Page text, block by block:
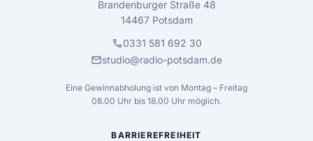
Brandenburger Straße 48
14467 Potsdam
call0331 581 692 30
mailstudio@radio-potsdam.de
Eine Gewinnabholung ist von Montag – Freitag
08.00 Uhr bis 18.00 Uhr möglich.
BARRIEREFREIHEIT